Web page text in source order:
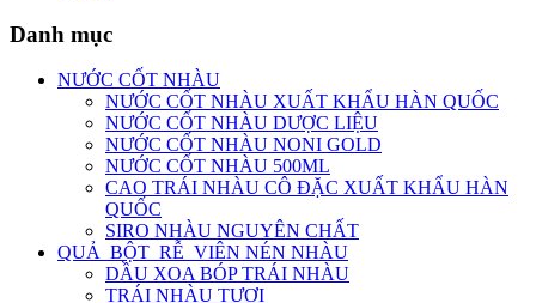
Danh mục
NƯỚC CỐT NHÀU
NƯỚC CỐT NHÀU XUẤT KHẨU HÀN QUỐC
NƯỚC CỐT NHÀU DƯỢC LIỆU
NƯỚC CỐT NHÀU NONI GOLD
NƯỚC CỐT NHÀU 500ML
CAO TRÁI NHÀU CÔ ĐẶC XUẤT KHẨU HÀN
QUỐC
SIRO NHÀU NGUYÊN CHẤT
QUẢ_BỘT_RỄ_VIÊN NÉN NHÀU
DẦU XOA BÓP TRÁI NHÀU
TRÁI NHÀU TƯƠI